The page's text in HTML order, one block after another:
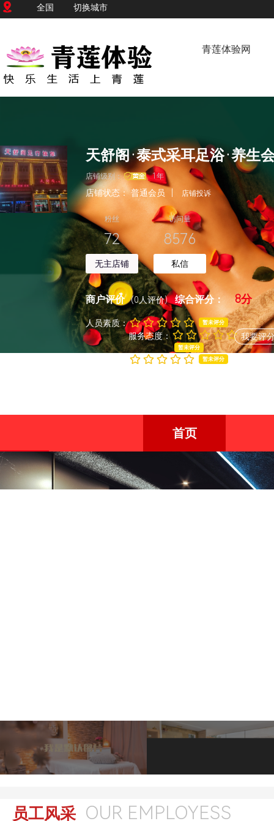
全国 切换城市
青莲体验网
店铺级别： 1年
店铺状态：普通会员 店铺投诉
粉丝
72
无主店铺
访问量
8576
私信
商户评价 (0人评价)综合评分： 8分
人员素质： 暂未评分
服务态度：
暂未评分
暂未评分
我要评
首页
员工风采 OUR EMPLOYESS